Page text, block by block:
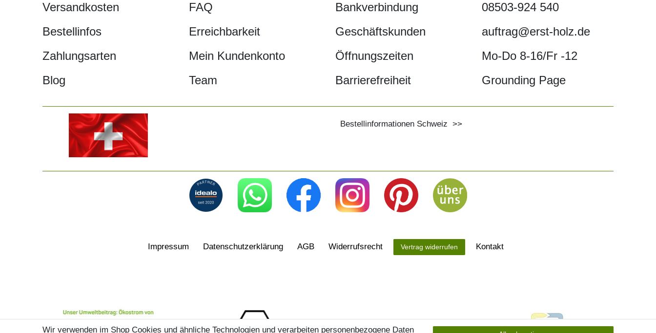
Versandkosten
Bestellinfos
Zahlungsarten
Blog
FAQ
Erreichbarkeit
Mein Kundenkonto
Team
Bankverbindung
Geschäftskunden
Öffnungszeiten
Barrierefreiheit
08503-924 540
auftrag@erst-holz.de
Mo-Do 8-16/Fr -12
Grounding Page
Bestellinformationen Schweiz >>
Impressum Daten­schutz­erklärung AGB Widerrufs­recht Vertrag widerrufen Kontakt
Wir verwenden im Shop Cookies und ähnliche Technologien und verarbeiten personenbezogene Daten